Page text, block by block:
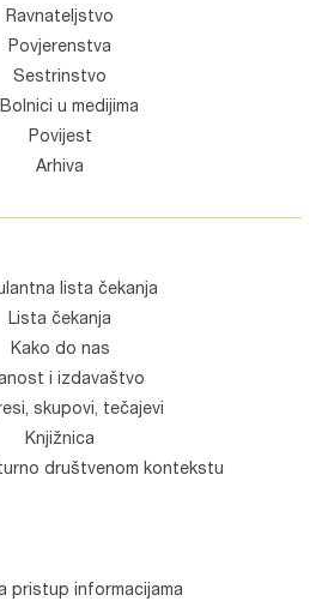
Ravnateljstvo
Povjerenstva
Sestrinstvo
u medijima
Povijest
Arhiva
lista čekanja
Lista čekanja
Kako do nas
i izdavaštvo
skupovi, tečajevi
Knjižnica
društvenom kontekstu
pristup informacijama